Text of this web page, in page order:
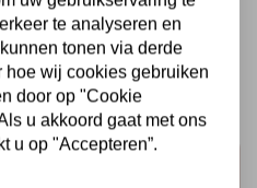
te analyseren en
tonen via derde
hoe wij cookies gebruiken
door op "Cookie
u akkoord gaat met ons
u op "Accepteren”.